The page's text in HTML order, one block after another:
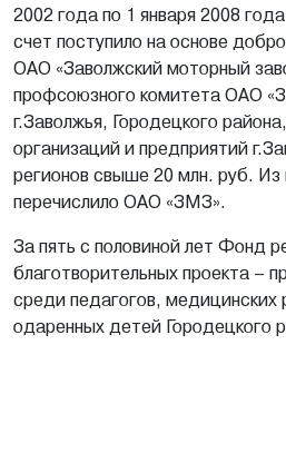
2002 года по 1 января 2008
счет поступило на основе
ОАО «Заволжский моторный
профсоюзного комитета ОАО
г.Заволжья, Городецкого
организаций и предприятий
регионов свыше 20 млн. руб. Из
перечислило ОАО «ЗМЗ».
За пять с половиной лет Фонд
благотворительных проекта –
среди педагогов, медицинских
одаренных детей Городецкого